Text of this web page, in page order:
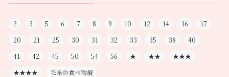
2 3 5 6 7 8 9 10 12 14 16
17
20
21 25 30 31 32 33 35 38
40
41
42 45 50 54 56 ★ ★★
★★★
★★★★
毛糸の食べ物展